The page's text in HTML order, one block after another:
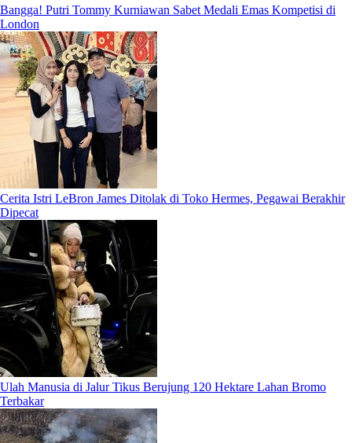
Bangga! Putri Tommy Kurniawan Sabet Medali Emas Kompetisi di
London
Cerita Istri LeBron James Ditolak di Toko Hermes, Pegawai Berakhir
Dipecat
Ulah Manusia di Jalur Tikus Berujung 120 Hektare Lahan Bromo
Terbakar